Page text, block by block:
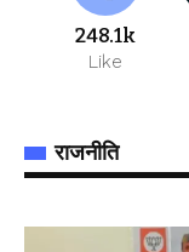
248.1k
Like
राजनीति